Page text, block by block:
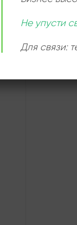
Не упусти
Для связи: